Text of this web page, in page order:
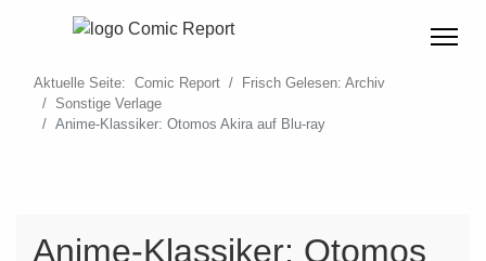
Aktuelle Seite: Comic Report
Frisch Gelesen: Archiv
Sonstige Verlage
Anime-Klassiker: Otomos Akira auf Blu-ray
Anime-Klassiker: Otomos